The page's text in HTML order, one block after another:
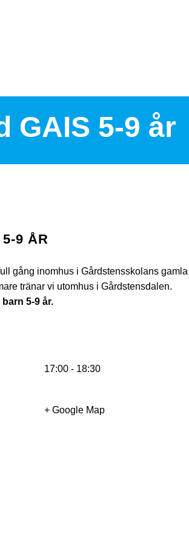
GAIS 5-9 år
9 ÅR
gång inomhus i Gårdstensskolans gamla
tränar vi utomhus i Gårdstensdalen.
5-9 år.
17:00 - 18:30
+ Google Map